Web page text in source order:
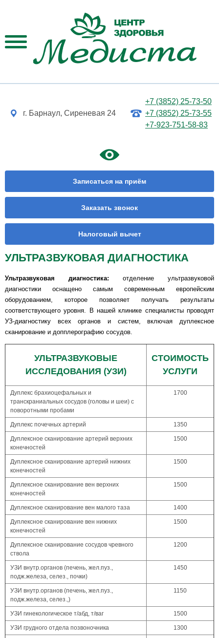
г. Барнаул, Сиреневая 24
+7 (3852) 25-73-50
+7 (3852) 25-73-55
+7-923-751-58-83
Записаться на приём
Заказать звонок
Налоговый вычет
УЛЬТРАЗВУКОВАЯ ДИАГНОСТИКА
Ультразвуковая диагностика: отделение ультразвуковой
диагностики оснащено самым современным европейским
оборудованием, которое позволяет получать результаты
соответствующего уровня. В нашей клинике специалисты проводят
УЗ-диагностику всех органов и систем, включая дуплексное
сканирование и допплерографию сосудов.
УЛЬТРАЗВУКОВЫЕ
ИССЛЕДОВАНИЯ (УЗИ)
СТОИМОСТЬ
УСЛУГИ
Дуплекс брахиоцефальных и
транскраниальных сосудов (головы и шеи) с
поворотными пробами
1700
Дуплекс почечных артерий 1350
Дуплексное сканирование артерий верхних
конечностей
1500
Дуплексное сканирование артерий нижних
конечностей
1500
Дуплексное сканирование вен верхних
конечностей
1500
Дуплексное сканирование вен малого таза 1400
Дуплексное сканирование вен нижних
конечностей
1500
Дуплексное сканирование сосудов чревного
ствола
1200
УЗИ внутр.органов (печень, жел.пуз.,
подж.железа, селез., почки)
1450
УЗИ внутр.органов (печень, жел.пуз.,
подж.железа, селез.,)
1150
УЗИ гинекологическое т/абд, т/ваг 1500
УЗИ грудного отдела позвоночника 1300